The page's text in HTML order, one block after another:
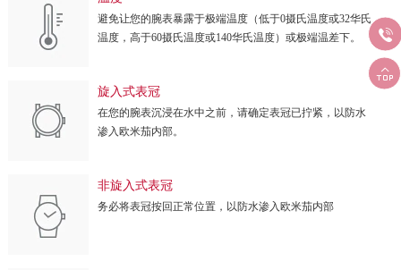
避免让您的腕表暴露于极端温度（低于0摄氏温度或32华氏
温度，高于60摄氏温度或140华氏温度）或极端温差下。
旋入式表冠
在您的腕表沉浸在水中之前，请确定表冠已拧紧，以防水
渗入欧米茄内部。
非旋入式表冠
务必将表冠按回正常位置，以防水渗入欧米茄内部

